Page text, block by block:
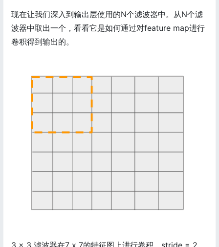
现在让我们深入到输出层使用的N个滤波器中。从N个滤
波器中取出一个，看看它是如何通过对feature map进行
卷积得到输出的。
3 x 3 滤波器在7 x 7的特征图上进行卷积，stride = 2